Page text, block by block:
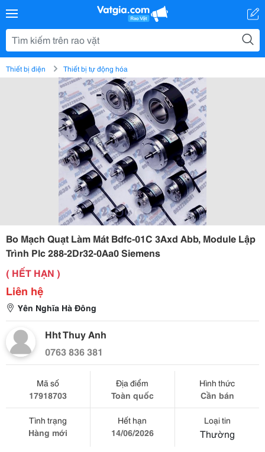
Thiết bị điện Thiết bị tự động hóa
Bo Mạch Quạt Làm Mát Bdfc-01C 3Axd Abb, Module Lập
Trình Plc 288-2Dr32-0Aa0 Siemens
( HẾT HẠN )
Liên hệ
Yên Nghĩa Hà Đông
Hht Thuy Anh
0763 836 381
Mã số
17918703
Địa điểm
Toàn quốc
Hình thức
Cần bán
Tình trạng
Hàng mới
Hết hạn
14/06/2026
Loại tin
Thường